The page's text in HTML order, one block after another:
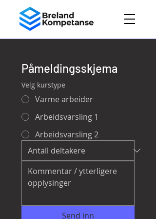
Påmeldingsskjema
Velg kurstype
Varme arbeider
Arbeidsvarsling 1
Arbeidsvarsling 2
Send inn